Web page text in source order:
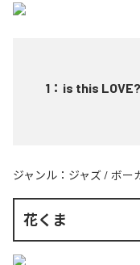
1 ： is this LOVE?
ジャンル： ジャズ / ボー
花くま